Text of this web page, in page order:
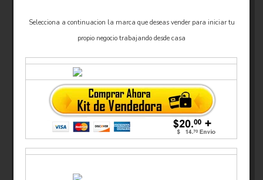
Selecciona a continuacion la marca que deseas vender para iniciar tu
propio negocio trabajando desde casa